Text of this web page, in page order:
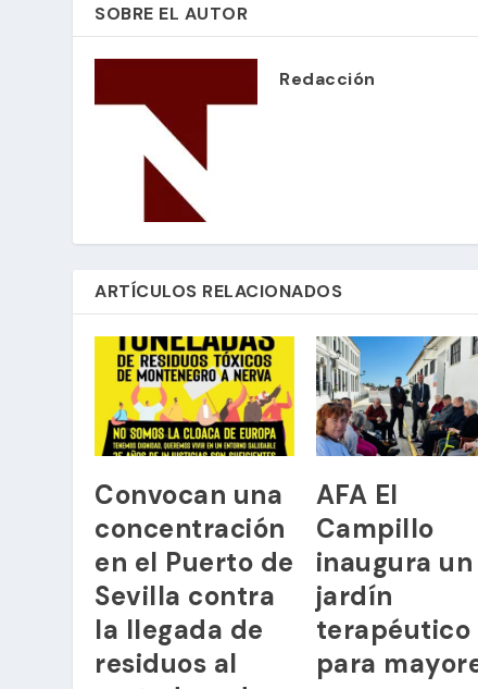
SOBRE EL AUTOR
Redacción
ARTÍCULOS RELACIONADOS
Convocan una
concentración
en el Puerto de
Sevilla contra
la llegada de
residuos al
AFA El
Campillo
inaugura un
jardín
terapéutico
para